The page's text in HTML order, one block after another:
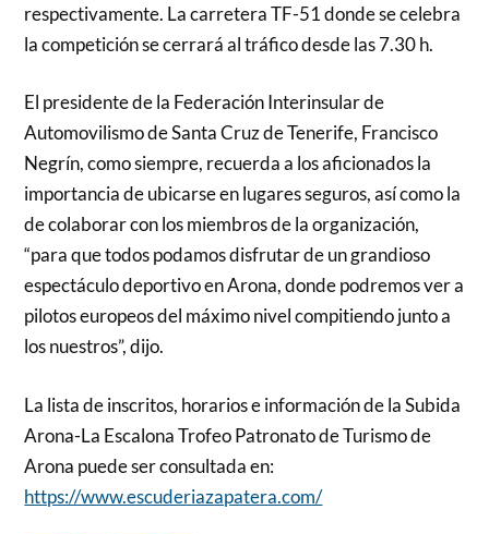
respectivamente. La carretera TF-51 donde se celebra
la competición se cerrará al tráfico desde las 7.30 h.
El presidente de la Federación Interinsular de
Automovilismo de Santa Cruz de Tenerife, Francisco
Negrín, como siempre, recuerda a los aficionados la
importancia de ubicarse en lugares seguros, así como la
de colaborar con los miembros de la organización,
“para que todos podamos disfrutar de un grandioso
espectáculo deportivo en Arona, donde podremos ver a
pilotos europeos del máximo nivel compitiendo junto a
los nuestros”, dijo.
La lista de inscritos, horarios e información de la Subida
Arona-La Escalona Trofeo Patronato de Turismo de
Arona puede ser consultada en:
https://www.escuderiazapatera.com/